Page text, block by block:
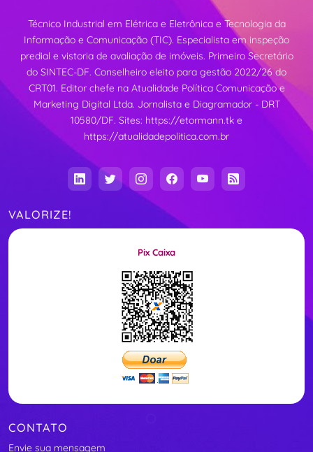
Técnico Industrial em Elétrica e Eletrônica e Tecnologia da
Informação e Comunicação (TIC). Especialista em inspeção
predial e vistoria de avaliação de imóveis. Primeiro Secretário
do SINTEC-DF. Conselheiro eleito para gestão 2022/26 do
CRT01. Editor chefe na Atualidade Política Comunicação e
Marketing Digital Ltda. Jornalista e Diagramador - DRT
10580/DF. Sites: https://etormann.tk e
https://atualidadepolitica.com.br
VALORIZE!
Pix Caixa
CONTATO
Envie sua mensagem